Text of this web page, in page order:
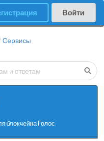
Войти
Сервисы
блокчейна Голос